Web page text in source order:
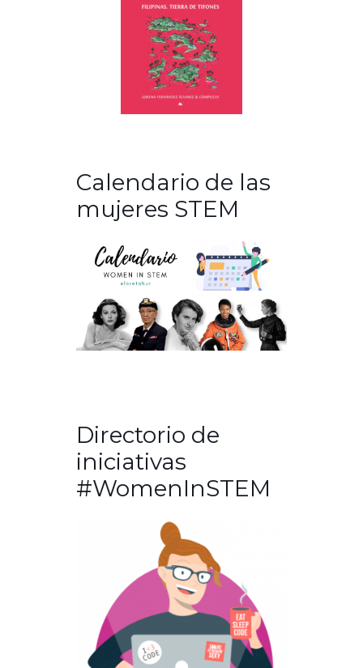
Calendario de las
mujeres STEM
Directorio de
iniciativas
#WomenInSTEM